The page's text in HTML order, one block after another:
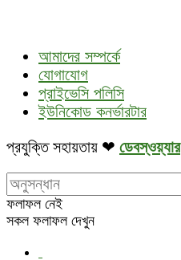
আমাদের সম্পর্কে
যোগাযোগ
প্রাইভেসি পলিসি
ইউনিকোড কনর্ভারটার
প্রযুক্তি সহায়তায় ❤ ডেবস্ওয়্যার
ফলাফল নেই
সকল ফলাফল দেখুন